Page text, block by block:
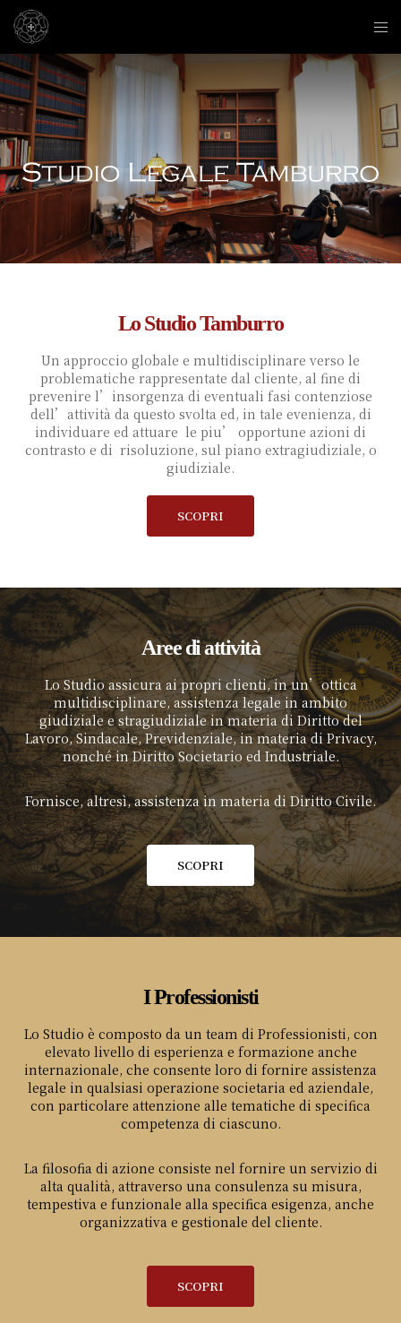
Lo Studio Tamburro
Un approccio globale e multidisciplinare verso le
problematiche rappresentate dal cliente, al fine di
prevenire l’insorgenza di eventuali fasi contenziose
dell’attività da questo svolta ed, in tale evenienza, di
individuare ed attuare le piu’ opportune azioni di
contrasto e di risoluzione, sul piano extragiudiziale, o
giudiziale.
SCOPRI
Aree di attività
Lo Studio assicura ai propri clienti, in un’ottica
multidisciplinare, assistenza legale in ambito
giudiziale e stragiudiziale in materia di Diritto del
Lavoro, Sindacale, Previdenziale, in materia di Privacy,
nonché in Diritto Societario ed Industriale.
Fornisce, altresì, assistenza in materia di Diritto Civile.
SCOPRI
I Professionisti
Lo Studio è composto da un team di Professionisti, con
elevato livello di esperienza e formazione anche
internazionale, che consente loro di fornire assistenza
legale in qualsiasi operazione societaria ed aziendale,
con particolare attenzione alle tematiche di specifica
competenza di ciascuno.
La filosofia di azione consiste nel fornire un servizio di
alta qualità, attraverso una consulenza su misura,
tempestiva e funzionale alla specifica esigenza, anche
organizzativa e gestionale del cliente.
SCOPRI